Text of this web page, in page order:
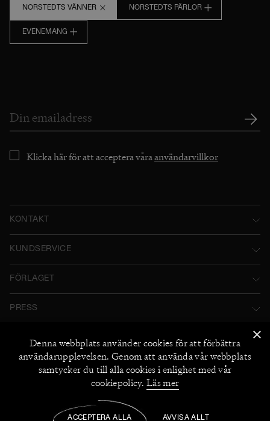
NORSTEDTS VÄNNER NORSTEDTS PÄRLOR
EVENEMANG
Klicka här för att acceptera våraanvändarvillkor
KONTAKT
P.O. Box 2052
Besöksadress: Tryckerigatan 4
+46 (0) 8 769 88 00
+46 (0) 8 769 88 00
KUNDSERVICE
Användarvillkor
Cookiepolicy
FÖRLAGET
Norstedts Agency
Miljö och hållbarhet
Medarbetare
PRESS
Bildarkiv
Recensionsexemplar
FÖLJ OSS
Instagram
UTFORSKA NORSTEDTS
©Norstedts
×
Denna webbplats använder cookies för att förbättra
användarupplevelsen. Genom att använda vår webbplats
samtycker du till alla cookies i enlighet med vår
cookiepolicy.Läs mer
ACCEPTERA ALLA AVVISA ALLT